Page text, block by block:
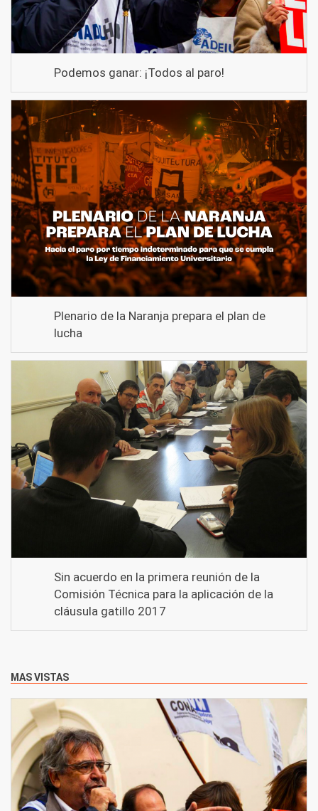
Podemos ganar: ¡Todos al paro!
Plenario de la Naranja prepara el plan de
lucha
Sin acuerdo en la primera reunión de la
Comisión Técnica para la aplicación de la
cláusula gatillo 2017
MAS VISTAS